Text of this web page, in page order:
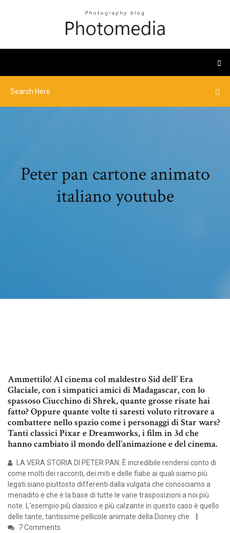
Peter pan cartone animato
italiano youtube
Ammettilo! Al cinema col maldestro Sid dell’ Era
Glaciale, con i simpatici amici di Madagascar, con lo
spassoso Ciucchino di Shrek, quante grosse risate hai
fatto? Oppure quante volte ti saresti voluto ritrovare a
combattere nello spazio come i personaggi di Star wars?
Tanti classici Pixar e Dreamworks, i film in 3d che
hanno cambiato il mondo dell’animazione e del cinema.
LA VERA STORIA DI PETER PAN. È incredibile rendersi conto di
come molti dei racconti, dei miti e delle fiabe ai quali siamo più
legati siano piuttosto differenti dalla vulgata che conosciamo a
menadito e che è la base di tutte le varie trasposizioni a noi più
note. L'esempio più classico e più calzante in questo caso è quello
delle tante, tantissime pellicole animate della Disney che
7 Comments